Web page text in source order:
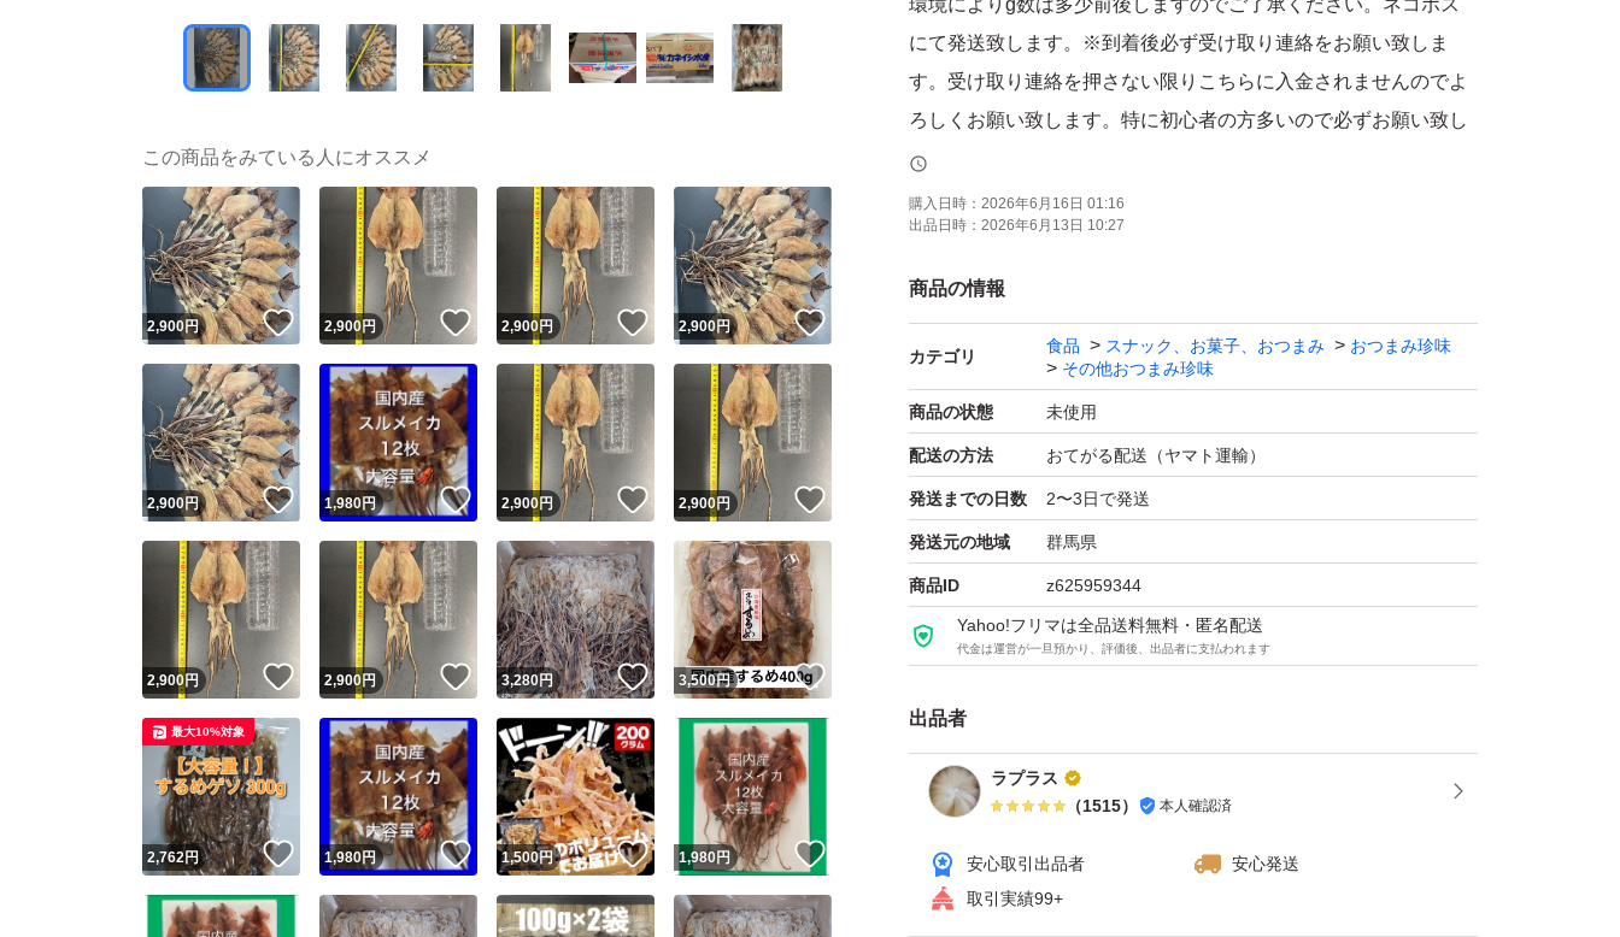
環境によりg数は多少前後しますのでご了承ください。ネコポス
にて発送致します。※到着後必ず受け取り連絡をお願い致しま
す。受け取り連絡を押さない限りこちらに入金されませんのでよ
ろしくお願い致します。特に初心者の方多いので必ずお願い致し
ます。またこちらの商品は取引件数が多い為、挨拶などの取引メ
ッセージは極力控えさせてもらいます。ご理解ください
購入日時： 2026年6月16日 01:16
出品日時： 2026年6月13日 10:27
商品の情報
カテゴリ
食品 スナック、お菓子、おつまみ
おつまみ珍味
その他おつまみ珍味
商品の状態 未使用
配送の方法 おてがる配送（ヤマト運輸）
発送までの日数 2〜3日で発送
発送元の地域 群馬県
商品ID z625959344
Yahoo!フリマは全品送料無料・匿名配送
代金は運営が一旦預かり、評価後、出品者に支払われます
出品者
ラプラス
（1515） 本人確認済
安心取引出品者
安心発送
取引実績99+
この商品をみている人にオススメ
2,900円 いいね！
2,900円 いいね！
2,900円 いいね！
2,900円 いいね！
2,900円 いいね！
1,980円 いいね！
2,900円 いいね！
2,900円
2,900円 いいね！
2,900円 いいね！
3,280円 いいね！
3,500円
2,762円 いいね！
最大10%対象
1,980円 いいね！
1,500円 いいね！
1,980円